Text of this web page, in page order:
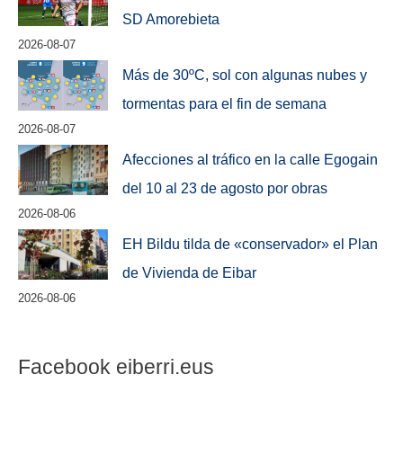
SD Amorebieta
2026-08-07
Más de 30ºC, sol con algunas nubes y
tormentas para el fin de semana
2026-08-07
Afecciones al tráfico en la calle Egogain
del 10 al 23 de agosto por obras
2026-08-06
EH Bildu tilda de «conservador» el Plan
de Vivienda de Eibar
2026-08-06
Facebook eiberri.eus